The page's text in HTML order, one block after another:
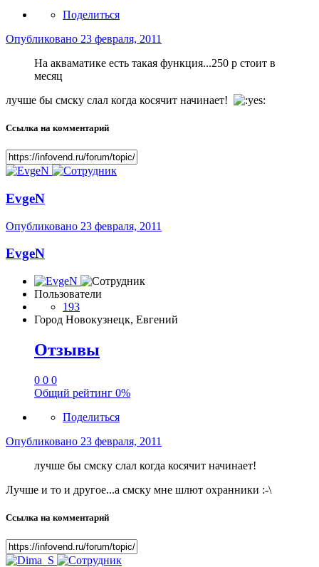
Поделиться
Опубликовано 23 февраля, 2011
На акваматике есть такая функция...250 р стоит в
месяц
лучше бы смску слал когда косячит начинает!
Ссылка на комментарий
EvgeN
Опубликовано 23 февраля, 2011
EvgeN
Пользователи
193
Город Новокузнецк, Евгений
Отзывы
0 0 0
Общий рейтинг 0%
Поделиться
Опубликовано 23 февраля, 2011
лучше бы смску слал когда косячит начинает!
Лучше и то и другое...а смску мне шлют охранники :-\
Ссылка на комментарий